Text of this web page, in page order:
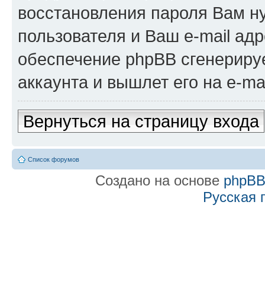
восстановления пароля Вам
пользователя и Ваш e-mail
обеспечение phpBB
аккаунта и вышлет его на e-
Вернуться на страницу входа
Список форумов
Создано на основе phpBB
Русская